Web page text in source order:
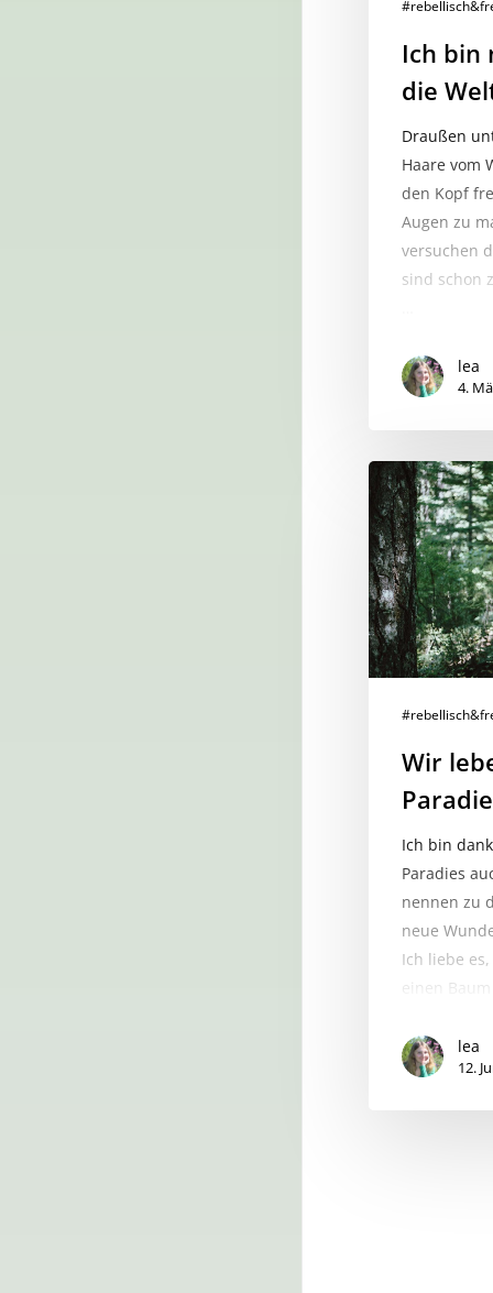
Ich bin
die
Draußen
Haare vom
den Kopf
Augen zu
versuchen
sind schon
lea
4.
Wir
leben
in
einem
Paradies!
Wir
Ich bin
Paradies
nennen zu
neue
Ich liebe
einen
lea
12.